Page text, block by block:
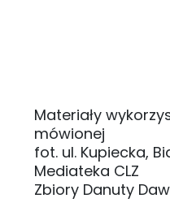
Materiały
mówionej
fot. ul. Kupiecka,
Mediateka CLZ
Zbiory Danuty